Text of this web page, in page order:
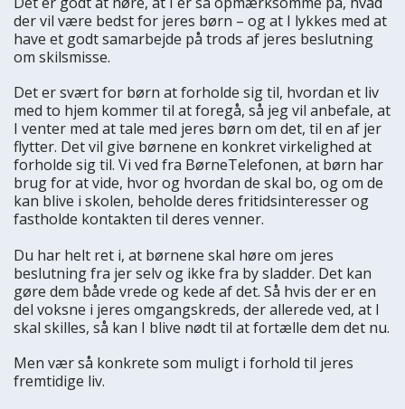
der vil være bedst for jeres børn – og at I lykkes med at
have et godt samarbejde på trods af jeres beslutning
om skilsmisse.
Det er svært for børn at forholde sig til, hvordan et liv
med to hjem kommer til at foregå, så jeg vil anbefale, at
I venter med at tale med jeres børn om det, til en af jer
flytter. Det vil give børnene en konkret virkelighed at
forholde sig til. Vi ved fra BørneTelefonen, at børn har
brug for at vide, hvor og hvordan de skal bo, og om de
kan blive i skolen, beholde deres fritidsinteresser og
fastholde kontakten til deres venner.
Du har helt ret i, at børnene skal høre om jeres
beslutning fra jer selv og ikke fra by sladder. Det kan
gøre dem både vrede og kede af det. Så hvis der er en
del voksne i jeres omgangskreds, der allerede ved, at I
skal skilles, så kan I blive nødt til at fortælle dem det nu.
Men vær så konkrete som muligt i forhold til jeres
fremtidige liv.